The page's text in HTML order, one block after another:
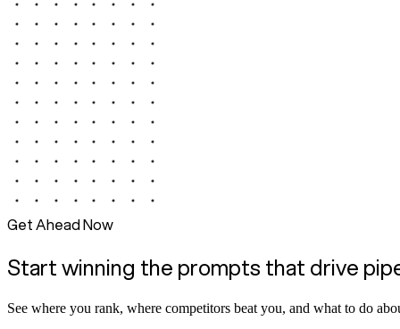
Get Ahead Now
Start winning the prompts that drive
See where you rank, where competitors beat you, and what to do